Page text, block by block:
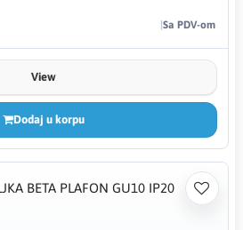
Sa PDV-om
View
Dodaj u korpu